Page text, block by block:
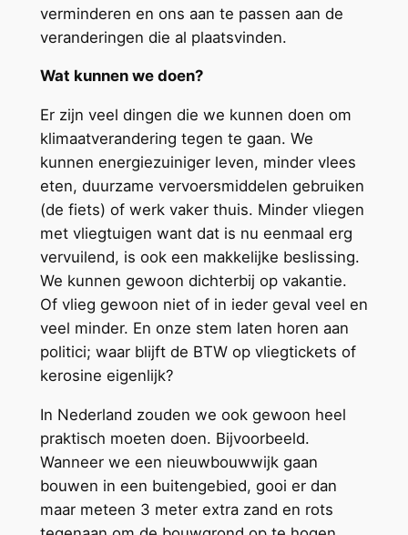
verminderen en ons aan te passen aan de
veranderingen die al plaatsvinden.
Wat kunnen we doen?
Er zijn veel dingen die we kunnen doen om
klimaatverandering tegen te gaan. We
kunnen energiezuiniger leven, minder vlees
eten, duurzame vervoersmiddelen gebruiken
(de fiets) of werk vaker thuis. Minder vliegen
met vliegtuigen want dat is nu eenmaal erg
vervuilend, is ook een makkelijke beslissing.
We kunnen gewoon dichterbij op vakantie.
Of vlieg gewoon niet of in ieder geval veel en
veel minder. En onze stem laten horen aan
politici; waar blijft de BTW op vliegtickets of
kerosine eigenlijk?
In Nederland zouden we ook gewoon heel
praktisch moeten doen. Bijvoorbeeld.
Wanneer we een nieuwbouwwijk gaan
bouwen in een buitengebied, gooi er dan
maar meteen 3 meter extra zand en rots